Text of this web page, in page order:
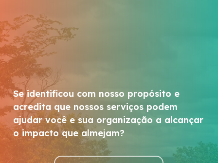
Se identificou com nosso propósito e
acredita que nossos serviços podem
ajudar você e sua organização a alcançar
o impacto que almejam?